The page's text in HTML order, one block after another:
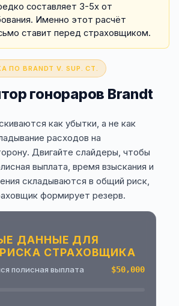
составляет 3-5x от
Именно этот расчёт
ставит перед страховщиком.
BRANDT V. SUP. CT.
гонораров Brandt
как убытки, а не как
расходов на
Двигайте слайдеры, чтобы
выплата, время взыскания и
складываются в общий риск,
формирует резерв.
ДАННЫЕ ДЛЯ
РИСКА СТРАХОВЩИКА
полисная выплата $50,000